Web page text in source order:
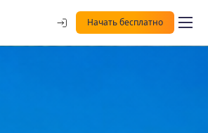
Начать бесплатно